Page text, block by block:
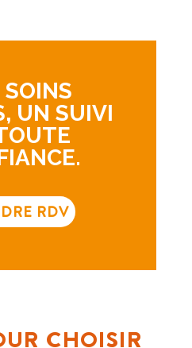
SOINS
UN SUIVI
RDV
CHOISIR